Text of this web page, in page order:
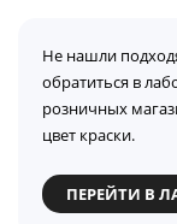
Не нашли
обратиться в
розничных
цвет краски.
ПЕРЕЙТИ В